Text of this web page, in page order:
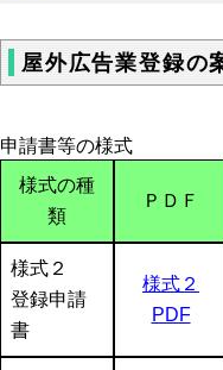
屋外広告業登録の
申請書等の様式
様式の種
類
ＰＤＦ
様式２
登録申請
書
様式２
PDF